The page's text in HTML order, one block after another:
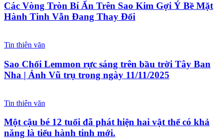
Các Vòng Tròn Bí Ẩn Trên Sao Kim Gợi Ý Bề Mặt
Hành Tinh Vẫn Đang Thay Đổi
Tin thiên văn
Sao Chổi Lemmon rực sáng trên bầu trời Tây Ban
Nha | Ảnh Vũ trụ trong ngày 11/11/2025
Tin thiên văn
Một cậu bé 12 tuổi đã phát hiện hai vật thể có khả
năng là tiểu hành tinh mới.